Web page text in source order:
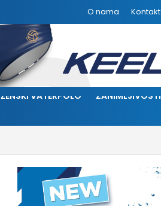
O nama Kontakt
ŽENSKI VATERPOLO ZANIMLJIVOSTI